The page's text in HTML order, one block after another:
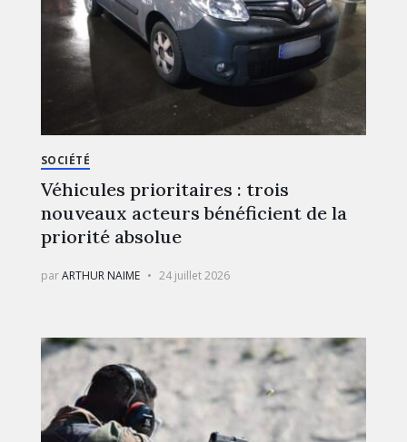
SOCIÉTÉ
Véhicules prioritaires : trois
nouveaux acteurs bénéficient de la
priorité absolue
parARTHUR NAIME 24 juillet 2026